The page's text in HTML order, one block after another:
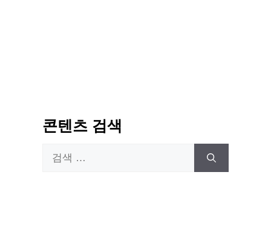
콘텐츠 검색